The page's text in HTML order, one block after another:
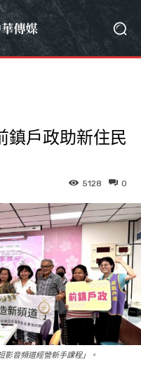
鎮戶政助新住民
0
5128
影音頻道經營新手課程」。